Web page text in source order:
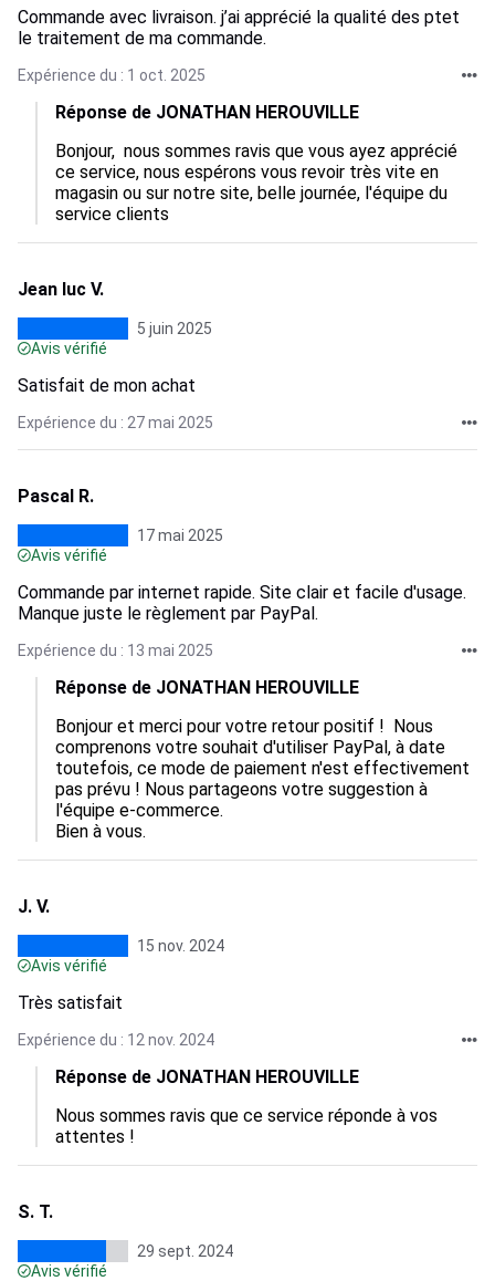
Commande avec livraison. j’ai apprécié la qualité des ptet
le traitement de ma commande.
Expérience du : 1 oct. 2025
Réponse de JONATHAN HEROUVILLE
Bonjour,  nous sommes ravis que vous ayez apprécié
ce service, nous espérons vous revoir très vite en
magasin ou sur notre site, belle journée, l'équipe du
service clients
Jean luc V.
5 juin 2025
Avis vérifié
Satisfait de mon achat
Expérience du : 27 mai 2025
Pascal R.
17 mai 2025
Avis vérifié
Commande par internet rapide. Site clair et facile d'usage.
Manque juste le règlement par PayPal.
Expérience du : 13 mai 2025
Réponse de JONATHAN HEROUVILLE
Bonjour et merci pour votre retour positif !  Nous
comprenons votre souhait d'utiliser PayPal, à date
toutefois, ce mode de paiement n'est effectivement
pas prévu ! Nous partageons votre suggestion à
l'équipe e-commerce.
Bien à vous.
J. V.
15 nov. 2024
Avis vérifié
Très satisfait
Expérience du : 12 nov. 2024
Réponse de JONATHAN HEROUVILLE
Nous sommes ravis que ce service réponde à vos
attentes !
S. T.
29 sept. 2024
Avis vérifié